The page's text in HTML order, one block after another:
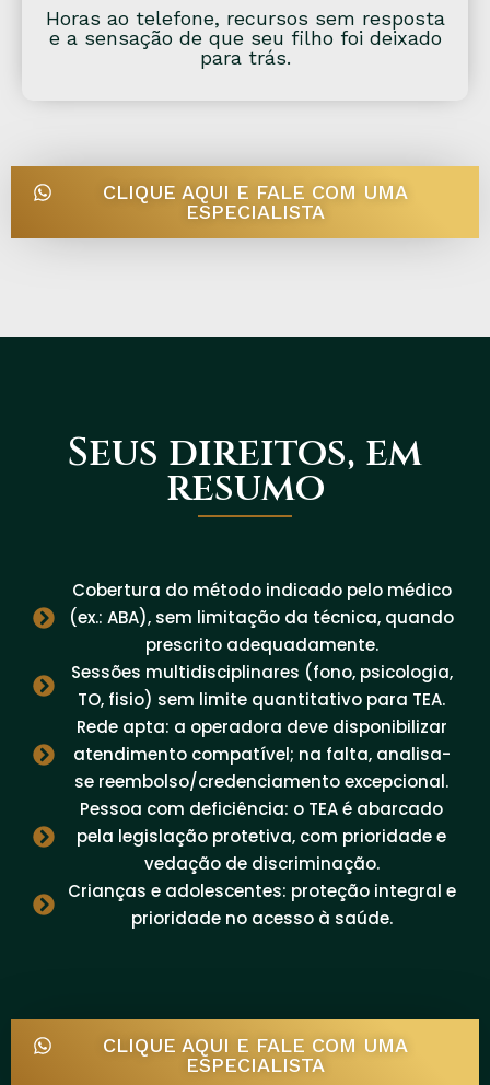
Horas ao telefone, recursos sem resposta
e a sensação de que seu filho foi deixado
para trás.
CLIQUE AQUI E FALE COM UMA
ESPECIALISTA
Seus direitos, em
resumo
Cobertura do método indicado pelo médico
(ex.: ABA), sem limitação da técnica, quando
prescrito adequadamente.
Sessões multidisciplinares (fono, psicologia,
TO, fisio) sem limite quantitativo para TEA.
Rede apta: a operadora deve disponibilizar
atendimento compatível; na falta, analisa-
se reembolso/credenciamento excepcional.
Pessoa com deficiência: o TEA é abarcado
pela legislação protetiva, com prioridade e
vedação de discriminação.
Crianças e adolescentes: proteção integral e
prioridade no acesso à saúde.
CLIQUE AQUI E FALE COM UMA
ESPECIALISTA